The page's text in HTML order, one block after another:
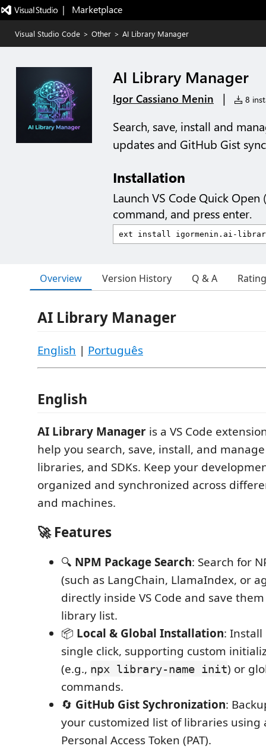
|   Marketplace
Visual Studio Code > Other > AI Library Manager
AI Library Manager
Igor Cassiano Menin | 8
Search, save, install and
updates and GitHub Gist
Installation
Launch VS Code Quick Open (
command, and press enter.
Overview Version History Q & A
AI Library Manager
English | Português
English
AI Library Manager is a VS Code
help you search, save, install, and
libraries, and SDKs. Keep your
organized and synchronized across
and machines.
🚀 Features
🔍 NPM Package Search: Search for
(such as LangChain, LlamaIndex, or
directly inside VS Code and save
library list.
📦 Local & Global Installation: Install
single click, supporting custom
(e.g., npx library-name init) or
commands.
🔄 GitHub Gist Sychronization:
your customized list of libraries using
Personal Access Token (PAT).